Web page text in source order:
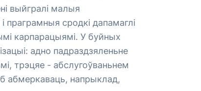
выйгралі малыя
праграмныя сродкі дапамаглі
карпарацыямі. У буйных
адно падраздзяленьне
трэцяе - абслугоўваньнем
абмеркаваць, напрыклад,